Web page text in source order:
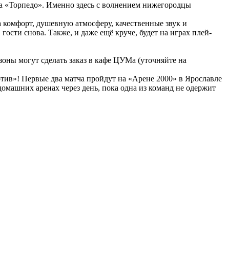
Именно здесь с волнением нижегородцы
душевную атмосферу, качественные звук и
снова. Также, и даже ещё круче, будет на играх плей-
могут сделать заказ в кафе ЦУМа (уточняйте на
Первые два матча пройдут на «Арене 2000» в Ярославле
аренах через день, пока одна из команд не одержит